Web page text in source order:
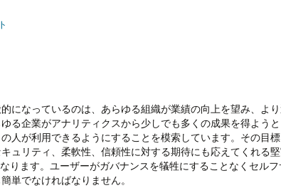
になっているのは、あらゆる組織が業績の向上を望み、よ
る企業がアナリティクスから少しでも多くの成果を得よう
人が利用できるようにすることを模索しています。その目
ュリティ、柔軟性、信頼性に対する期待にも応えてくれる
ります。ユーザーがガバナンスを犠牲にすることなくセル
単でなければなりません。